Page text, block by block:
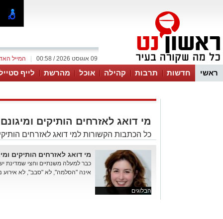
המייל 09 אוגוסט 2026 / 00:58
ראשי חדשות תרבות קהילה אוכל מהרשת לייף
מי דואג לאזרחים הותיקים ומיגונם
כל הכתבות הקשורות למי דואג לאזרחים
הבלוגים
מי דואג לאזרחים הותיקים
כבר למעלה משנתיים וחצי שמדינת
אינה "הסלמה", לא "סבב", לא אירוע